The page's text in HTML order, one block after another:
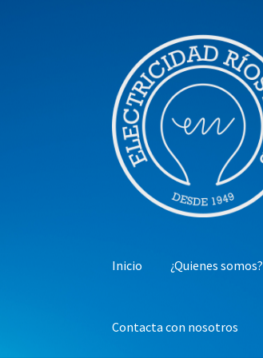
la
navegación
contenido
Inicio ¿Quienes somos?
Contacta con nosotros